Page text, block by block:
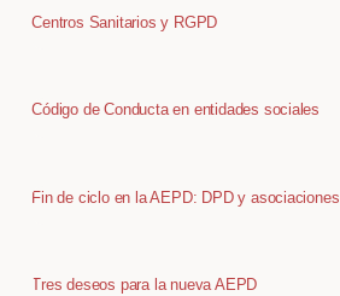
Centros Sanitarios y RGPD
Código de Conducta en entidades sociales
Fin de ciclo en la AEPD: DPD y asociaciones
Tres deseos para la nueva AEPD